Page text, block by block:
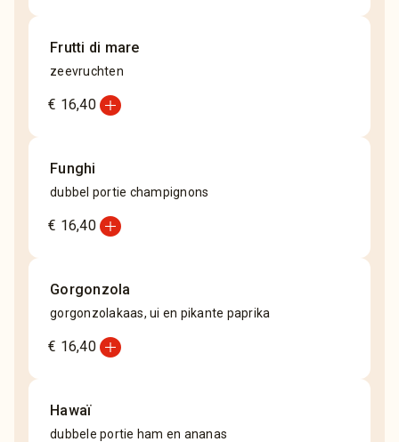
Frutti di mare
zeevruchten
€ 16,40add_circle
Funghi
dubbel portie champignons
€ 16,40add_circle
Gorgonzola
gorgonzolakaas, ui en pikante paprika
€ 16,40add_circle
Hawaï
dubbele portie ham en ananas